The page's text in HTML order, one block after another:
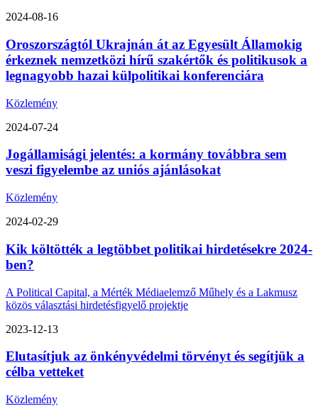
2024-08-16
Oroszországtól Ukrajnán át az Egyesült Államokig
érkeznek nemzetközi hírű szakértők és politikusok a
legnagyobb hazai külpolitikai konferenciára
Közlemény
2024-07-24
Jogállamisági jelentés: a kormány továbbra sem
veszi figyelembe az uniós ajánlásokat
Közlemény
2024-02-29
Kik költötték a legtöbbet politikai hirdetésekre 2024-
ben?
A Political Capital, a Mérték Médiaelemző Műhely és a Lakmusz
közös választási hirdetésfigyelő projektje
2023-12-13
Elutasítjuk az önkényvédelmi törvényt és segítjük a
célba vetteket
Közlemény